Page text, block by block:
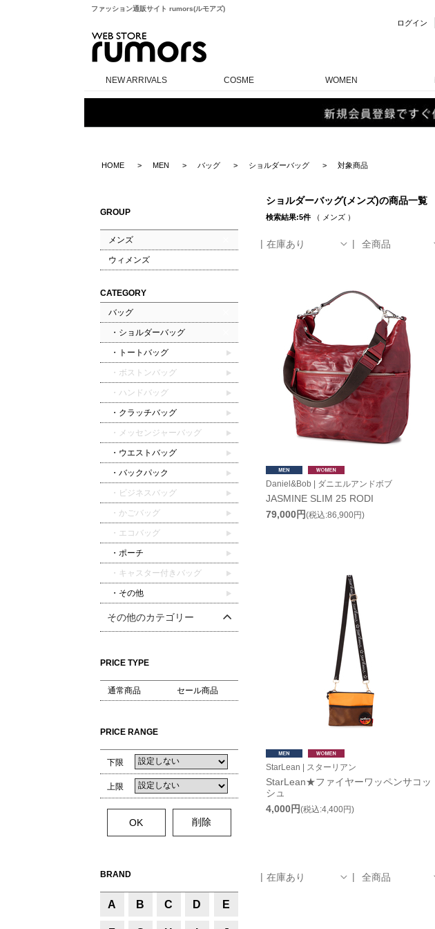
ファッション通販サイト rumors(ルモアズ)
ログイン
NEW ARRIVALS COSME WOMEN
HOME MEN バッグ ショルダーバッグ 対象商品
GROUP
メンズ
ウィメンズ
CATEGORY
バッグ
・ショルダーバッグ
・トートバッグ
・ボストンバッグ
・ハンドバッグ
・クラッチバッグ
・メッセンジャーバッグ
・ウエストバッグ
・バックパック
・ビジネスバッグ
・かごバッグ
・エコバッグ
・ポーチ
・キャスター付きバッグ
・その他
その他のカテゴリー
PRICE TYPE
通常商品 セール商品
PRICE RANGE
下限
上限
BRAND
A B C D E
ショルダーバッグ(メンズ)の商品一覧
検索結果:5件（ メンズ）
在庫あり 全商品
Daniel&Bob | ダニエルアンドボブ
JASMINE SLIM 25 RODI
79,000円(税込:86,900円)
StarLean | スターリアン
StarLean★ファイヤーワッペンサコッ
シュ
4,000円(税込:4,400円)
在庫あり 全商品